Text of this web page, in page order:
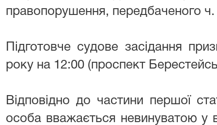
правопорушення, передбаченого ч.
Підготовче судове засідання
року на 12:00 (проспект
Відповідно до частини першої
особа вважається невинуватою у